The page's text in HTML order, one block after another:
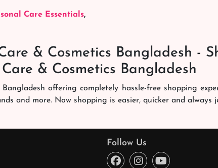
Care Essentials,
& Cosmetics Bangladesh -
Care & Cosmetics Bangladesh
offering completely hassle-free shopping
and more. Now shopping is easier, quicker and always
Our dedicated shampoobd quality assurance
time. You will enjoy online shopping here!
Follow Us